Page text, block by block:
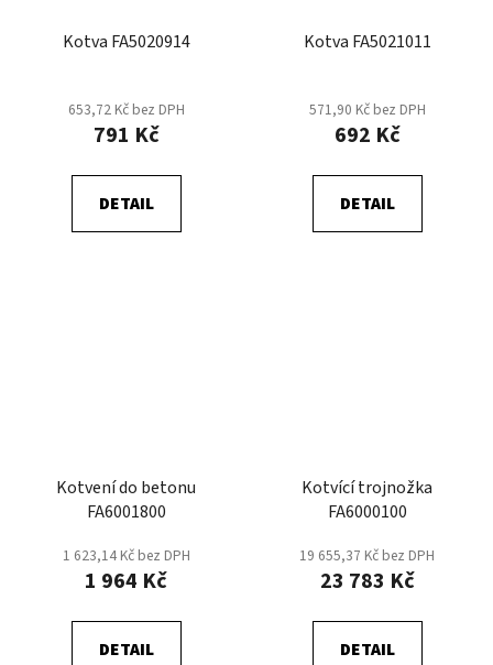
Kotva FA5020914
653,72 Kč bez DPH
791 Kč
DETAIL
Kotva FA5021011
571,90 Kč bez DPH
692 Kč
DETAIL
Kotvení do betonu
FA6001800
1 623,14 Kč bez DPH
1 964 Kč
DETAIL
Kotvící trojnožka
FA6000100
19 655,37 Kč bez DPH
23 783 Kč
DETAIL